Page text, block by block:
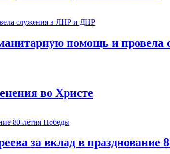
помощь и
во Христе
за вклад в празднование